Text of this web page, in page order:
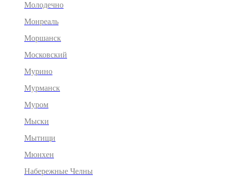
Молодечно
Монреаль
Моршанск
Московский
Мурино
Мурманск
Муром
Мыски
Мытищи
Мюнхен
Набережные Челны